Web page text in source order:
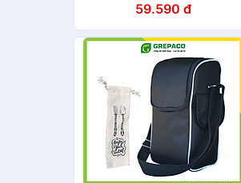
Dày Dặn, Phong Cách Hàn
Quốc Thời Trang Hiện Đại -
PaKaSa ( Họa tiết , màu sắc
ngẫu nhiên)
59.590 đ